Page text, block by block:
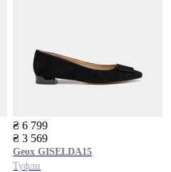
₴ 6 799
₴ 3 569
Geox GISELDA15
Туфли